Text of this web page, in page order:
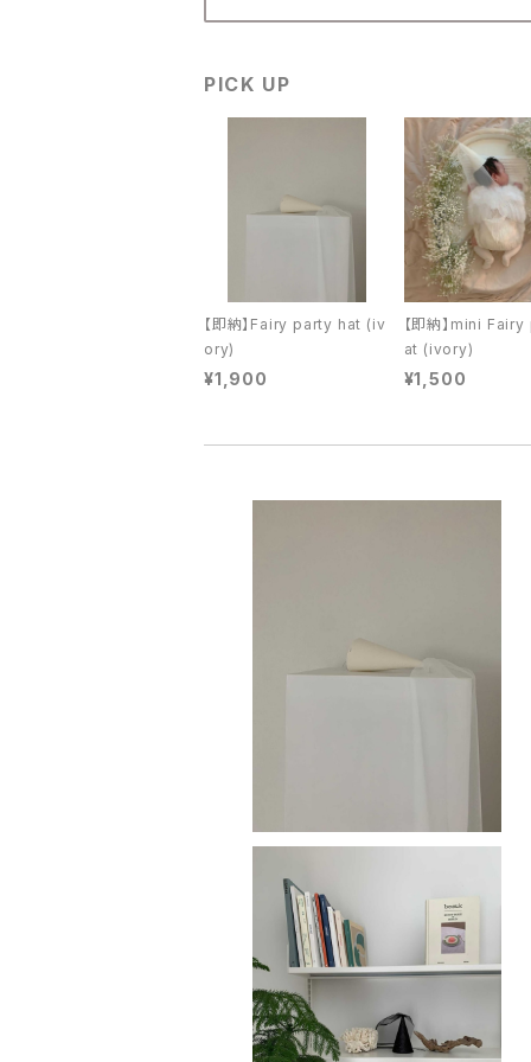
lool (baby&kids)
openingN (baby&kids)
pour enfant(kids)
PICK UP
【即納】Fairy party hat (iv
ory)
¥1,900
【即納】mini
at (ivory)
¥1,500
【即納】Fairy party hat (ivory)
¥1,900
【即納】mini Fairy party hat (glitt
er black)
¥1,600